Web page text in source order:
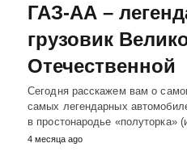
ГАЗ-АА –
грузовик
Отечественной
Сегодня расскажем вам о
самых легендарных
в простонародье «полуторка»
4 месяца ago